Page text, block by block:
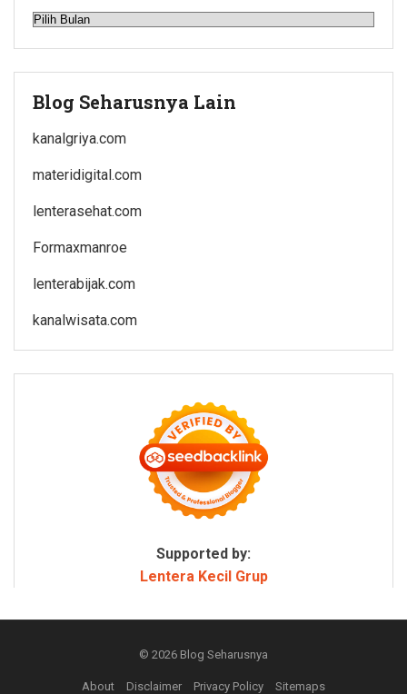
Arsip
Blog Seharusnya Lain
kanalgriya.com
materidigital.com
lenterasehat.com
Formaxmanroe
lenterabijak.com
kanalwisata.com
Supported by:
Lentera Kecil Grup
© 2026 Blog Seharusnya
About Disclaimer Privacy Policy Sitemaps